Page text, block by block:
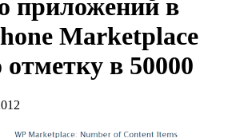
приложений в
Marketplace
в 50000